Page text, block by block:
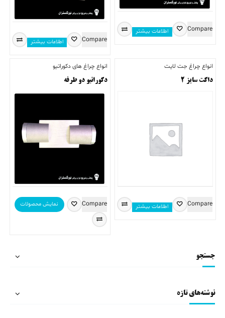
جستجو
نوشته‌های تازه
اطلاعات بیشتر Compare
اطلاعات بیشتر Compare
انواع چراغ جت لایت
داکت سایز ۲
اطلاعات بیشتر Compare
انواع چراغ های دکوراتیو
دکوراتیو دو طرفه
نمایش محصولات Compare